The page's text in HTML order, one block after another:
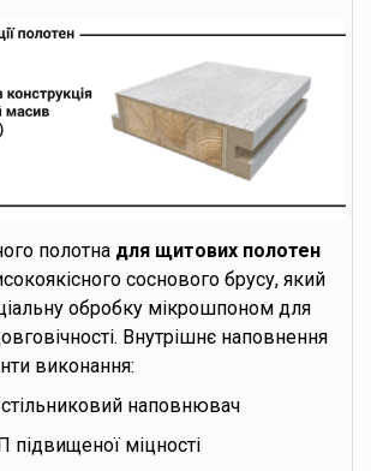
полотна для щитових полотен
соснового брусу, який
обробку мікрошпоном для
Внутрішнє наповнення
виконання:
стільниковий наповнювач
підвищеної міцності